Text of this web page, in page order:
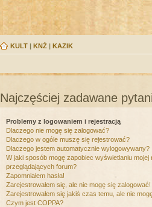
KULT | KNŻ | KAZIK
Najczęściej zadawane
Problemy z logowaniem i rejestracją
Dlaczego nie mogę się zalogować?
Dlaczego w ogóle muszę się rejestrować?
Dlaczego jestem automatycznie wylogowywany?
W jaki sposób mogę zapobiec wyświetlaniu
przeglądających forum?
Zapomniałem hasła!
Zarejestrowałem się, ale nie mogę się zalogować!
Zarejestrowałem się jakiś czas temu, ale nie
Czym jest COPPA?